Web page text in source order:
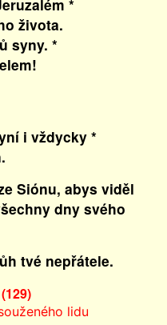
*
života.
syny. *
i vždycky *
Siónu, abys viděl
dny svého
tvé nepřátele.
lidu